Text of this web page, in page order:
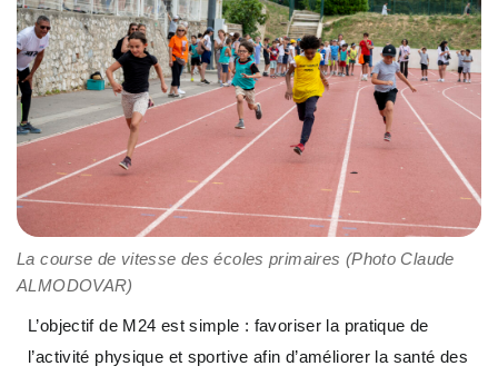
La course de vitesse des écoles primaires (Photo Claude
ALMODOVAR)
L’objectif de M24 est simple : favoriser la pratique de
l’activité physique et sportive afin d’améliorer la santé des